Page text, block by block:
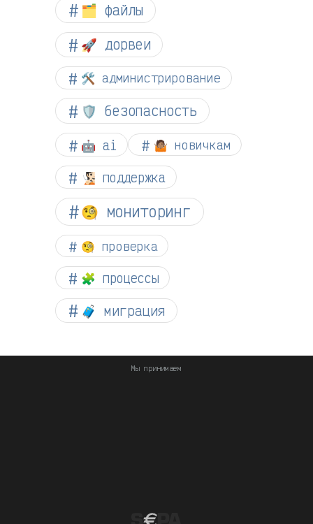
🗂️ файлы
🚀 дорвеи
🛠️ администрирование
🛡️ безопасность
🤖 ai 🤷🏽 новичкам
🧏🏻 поддержка
🧐 мониторинг
🧐 проверка
🧩 процессы
🧳 миграция
Мы принимаем